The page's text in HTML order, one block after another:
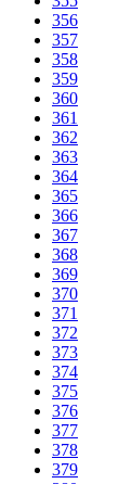
356
357
358
359
360
361
362
363
364
365
366
367
368
369
370
371
372
373
374
375
376
377
378
379